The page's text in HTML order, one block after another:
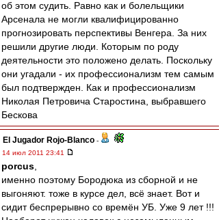
об этом судить. Равно как и болельщики
Арсенала не могли квалифицированно
прогнозировать перспективы Венгера. За них
решили другие люди. Которым по роду
деятельности это положено делать. Поскольку
они угадали - их профессионализм тем самым
был подтвержден. Как и профессионализм
Николая Петровича Старостина, выбравшего
Бескова
El Jugador Rojo-Blanco -
14 июл 2011 23:41
porcus
именно поэтому Бородюка из сборной и не
выгоняют. тоже в курсе дел, всё знает. Вот и
сидит беспрерывно со времён УБ. Уже 9 лет !!!